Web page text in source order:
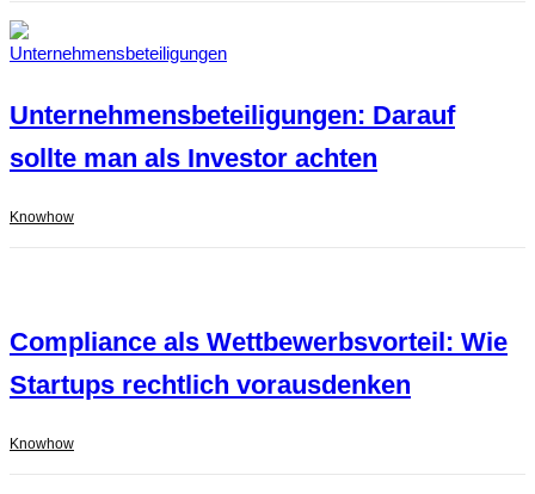
Unternehmensbeteiligungen: Darauf
sollte man als Investor achten
Knowhow
Compliance als Wettbewerbsvorteil: Wie
Startups rechtlich vorausdenken
Knowhow